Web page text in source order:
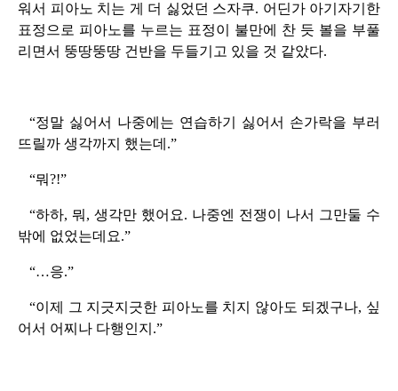
워서 피아노 치는 게 더 싫었던 스자쿠. 어딘가 아기자기한
표정으로 피아노를 누르는 표정이 불만에 찬 듯 볼을 부풀
리면서 뚱땅뚱땅 건반을 두들기고 있을 것 같았다.
“정말 싫어서 나중에는 연습하기 싫어서 손가락을 부러
뜨릴까 생각까지 했는데.”
“뭐?!”
“하하, 뭐, 생각만 했어요. 나중엔 전쟁이 나서 그만둘 수
밖에 없었는데요.”
“…응.”
“이제 그 지긋지긋한 피아노를 치지 않아도 되겠구나, 싶
어서 어찌나 다행인지.”